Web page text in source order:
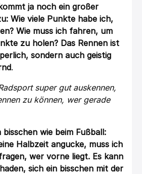
ja noch ein großer
Wie viele Punkte habe ich,
Wie muss ich fahren, um
zu holen? Das Rennen ist
sondern auch geistig
.
super gut auskennen,
zu können, wer gerade
bisschen wie beim Fußball:
Halbzeit angucke, muss ich
wer vorne liegt. Es kann
sich ein bisschen mit der